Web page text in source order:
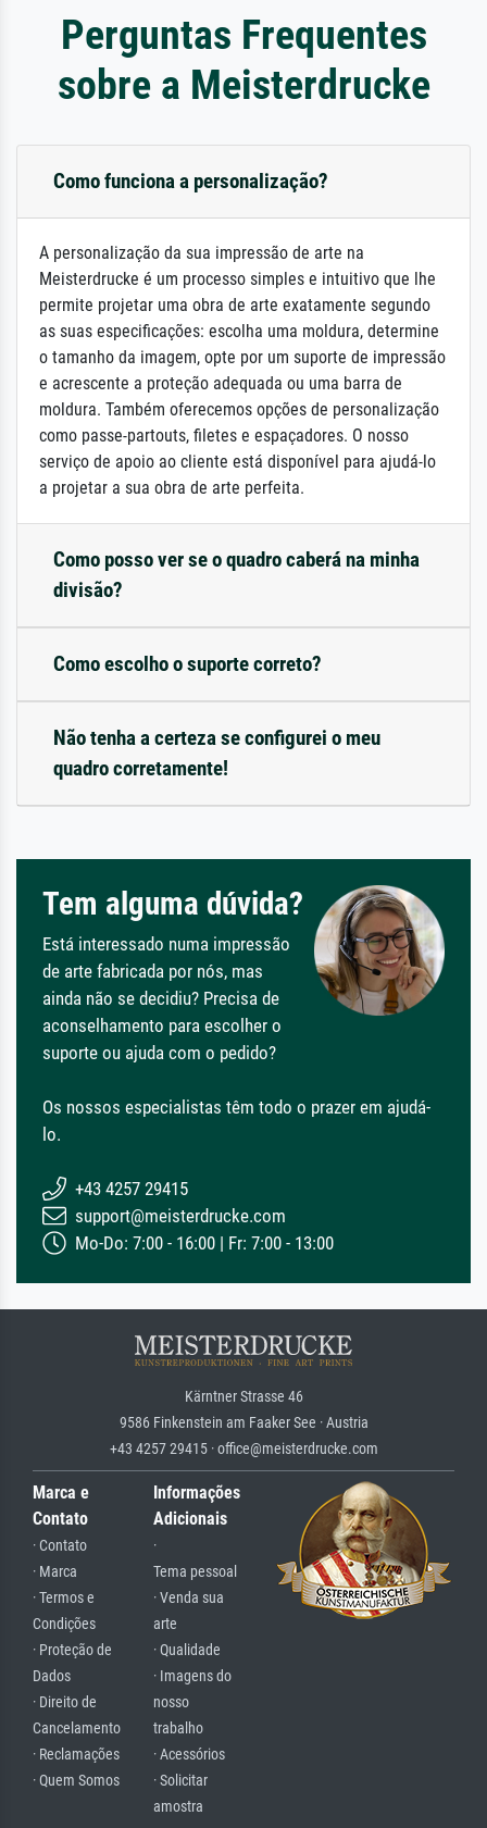
Perguntas Frequentes
sobre a Meisterdrucke
Como funciona a personalização?
A personalização da sua impressão de arte na
Meisterdrucke é um processo simples e intuitivo que lhe
permite projetar uma obra de arte exatamente segundo
as suas especificações: escolha uma moldura, determine
o tamanho da imagem, opte por um suporte de impressão
e acrescente a proteção adequada ou uma barra de
moldura. Também oferecemos opções de personalização
como passe-partouts, filetes e espaçadores. O nosso
serviço de apoio ao cliente está disponível para ajudá-lo
a projetar a sua obra de arte perfeita.
Como posso ver se o quadro caberá na minha
divisão?
Como escolho o suporte correto?
Não tenha a certeza se configurei o meu
quadro corretamente!
Tem alguma dúvida?
Está interessado numa impressão
de arte fabricada por nós, mas
ainda não se decidiu? Precisa de
aconselhamento para escolher o
suporte ou ajuda com o pedido?
Os nossos especialistas têm todo o prazer em ajudá-
lo.
+43 4257 29415
support@meisterdrucke.com
Mo-Do: 7:00 - 16:00 | Fr: 7:00 - 13:00
Kärntner Strasse 46
9586 Finkenstein am Faaker See · Austria
+43 4257 29415 · office@meisterdrucke.com
Marca e
Contato
· Contato
· Marca
· Termos e
Condições
· Proteção de
Dados
· Direito de
Cancelamento
· Reclamações
· Quem Somos
Informações
Adicionais
·
Tema pessoal
· Venda sua
arte
· Qualidade
· Imagens do
nosso
trabalho
· Acessórios
· Solicitar
amostra